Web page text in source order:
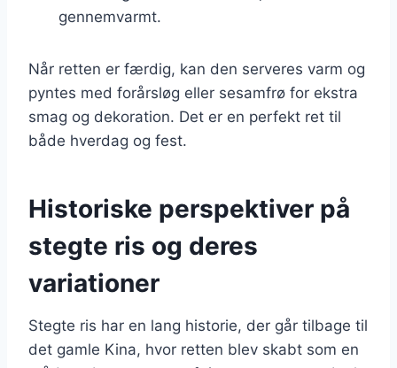
gennemvarmt.
Når retten er færdig, kan den serveres varm og
pyntes med forårsløg eller sesamfrø for ekstra
smag og dekoration. Det er en perfekt ret til
både hverdag og fest.
Historiske perspektiver på
stegte ris og deres
variationer
Stegte ris har en lang historie, der går tilbage til
det gamle Kina, hvor retten blev skabt som en